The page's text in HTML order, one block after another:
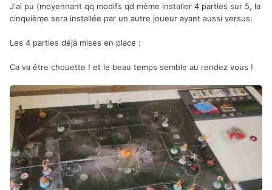
J'ai pu (moyennant qq modifs qd même installer 4 parties sur 5, la
cinquième sera installée par un autre joueur ayant aussi versus.
Les 4 parties déjà mises en place :
Ca va être chouette ! et le beau temps semble au rendez vous !